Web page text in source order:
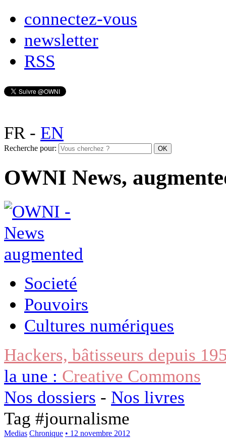
connectez-vous
newsletter
RSS
FR- EN
Recherche pour:
OWNI News,
Societé
Pouvoirs
Cultures numériques
Hackers, bâtisseurs depuis
la une : Creative Commons
Nos dossiers - Nos livres
Tag #journalisme
Medias Chronique • 12 novembre 2012